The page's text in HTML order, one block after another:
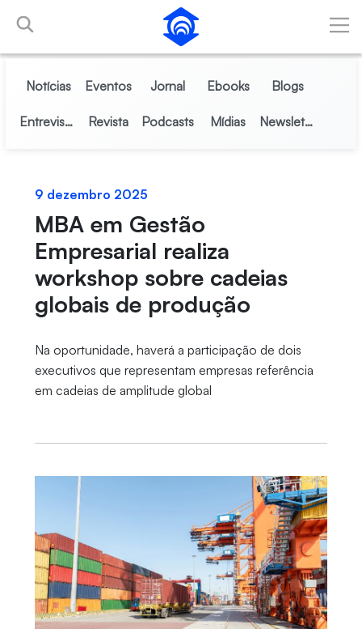
Pular para o Conteúdo principal
Notícias Eventos Jornal Ebooks Blogs
Entrevistas Revista Podcasts Mídias Newsletter
9 dezembro 2025
MBA em Gestão
Empresarial realiza
workshop sobre cadeias
globais de produção
Na oportunidade, haverá a participação de dois
executivos que representam empresas referência
em cadeias de amplitude global